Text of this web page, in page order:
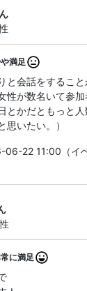
満足
と会話をするこ
性が数名いて参
とかだともっと
思いたい。）
06-22 11:00（イ
に満足